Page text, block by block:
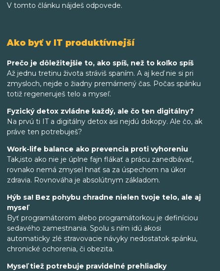
V tomto článku nájdeš odpovede.
Ako byť v IT produktívnejší
Prečo je dôležitejšie to, ako spíš, než to koľko spíš
Až jednu tretinu života stráviš spaním. A aj keď nie si pri
zmysloch, nejde o žiadny premárnený čas. Počas spánku
totiž regeneruješ telo a myseľ.
Fyzický detox zvládne každý, ale čo ten digitálny?
Na prvú ti IT a digitálny detox asi nejdú dokopy. Ale čo, ak
práve ten potrebuješ?
Work-life balance ako prevencia proti vyhoreniu
Tak,isto ako nie je úplne fajn flákať a prácu zanedbávať,
rovnako nemá zmysel hnať sa za úspechom na úkor
zdravia. Rovnováha je absolútnym základom.
Hýb sa! Bez pohybu chradne nielen tvoje telo, ale aj
myseľ
Byť programátorom alebo programátorkou je definíciou
sedavého zamestnania. Spolu s ním idú akosi
automaticky zlé stravovacie návyky nedostatok spánku,
chronické ochorenia, či obezita.
Myseľ tiež potrebuje pravidelné prehliadky